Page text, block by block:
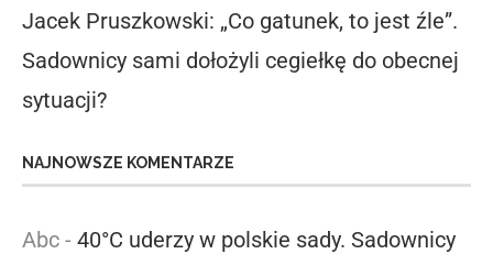
Jacek Pruszkowski: „Co gatunek, to jest źle”.
Sadownicy sami dołożyli cegiełkę do obecnej
sytuacji?
NAJNOWSZE KOMENTARZE
Abc - 40°C uderzy w polskie sady. Sadownicy